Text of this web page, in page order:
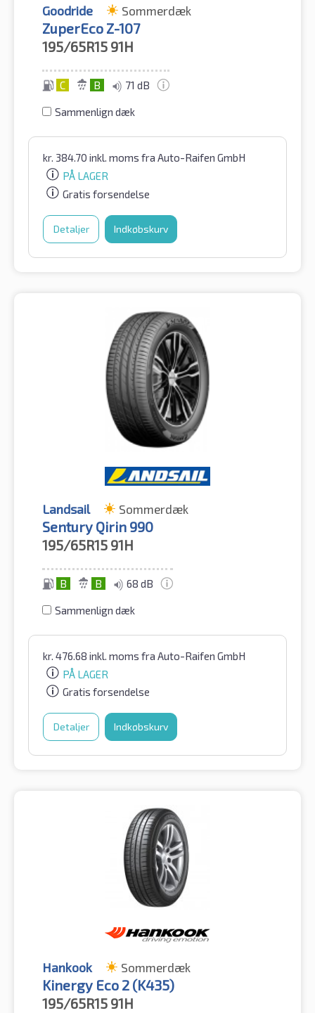
Goodride Sommerdæk
ZuperEco Z-107
195/65R15 91H
C B 71 dB
Sammenlign dæk
kr. 384.70 inkl. moms fra Auto-Raifen GmbH
PÅ LAGER
Gratis forsendelse
Detaljer Indkøbskurv
Landsail Sommerdæk
Sentury Qirin 990
195/65R15 91H
B B 68 dB
Sammenlign dæk
kr. 476.68 inkl. moms fra Auto-Raifen GmbH
PÅ LAGER
Gratis forsendelse
Detaljer Indkøbskurv
Hankook Sommerdæk
Kinergy Eco 2 (K435)
195/65R15 91H